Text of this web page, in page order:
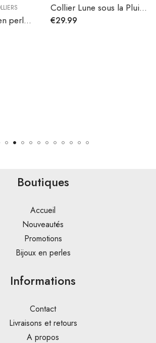
Collier SOPHIE en perles d’eau douce
Collier Lune sous la Pluie en argent 990
€29.99
Boutiques
Accueil
Nouveautés
Promotions
Bijoux en perles
Informations
Contact
Livraisons et retours
A propos